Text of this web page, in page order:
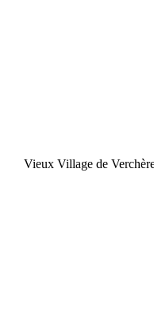
Vieux Village de